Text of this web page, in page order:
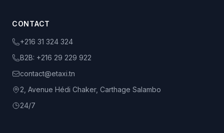
CONTACT
+216 31 324 324
B2B: +216 29 229 922
contact@etaxi.tn
2, Avenue Hédi Chaker, Carthage Salambo
24/7